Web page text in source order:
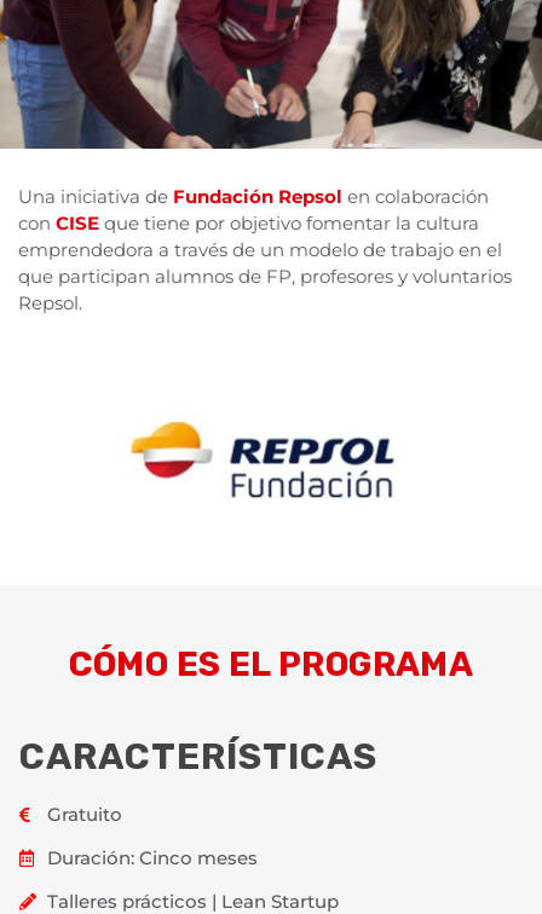
Una iniciativa de Fundación Repsol en colaboración
con CISE que tiene por objetivo fomentar la cultura
emprendedora a través de un modelo de trabajo en el
que participan alumnos de FP, profesores y voluntarios
Repsol.
CÓMO ES EL PROGRAMA
CARACTERÍSTICAS
Gratuito
Duración: Cinco meses
Talleres prácticos | Lean Startup